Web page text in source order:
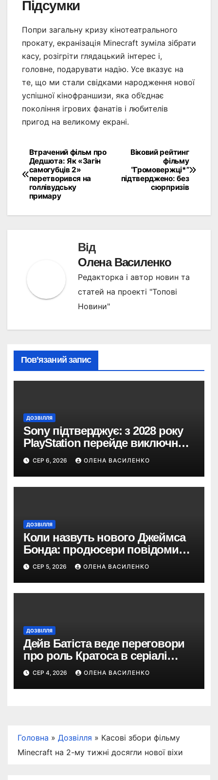
Підсумки
Попри загальну кризу кінотеатрального
прокату, екранізація Minecraft зуміла зібрати
касу, розігріти глядацький інтерес і,
головне, подарувати надію. Усе вказує на
те, що ми стали свідками народження нової
успішної кінофраншизи, яка об’єднає
покоління ігрових фанатів і любителів
пригод на великому екрані.
Навігація
записів
Віковий рейтинг
фільму
“Громовержці*”
підтверджено: без
сюрпризів
Втрачений фільм про
Дедшота: Як «Загін
самогубців 2»
перетворився на
голлівудську
примару
Від
Олена Василенко
Редакторка і автор новин та
статей на проекті "Топові
Новини"
Пов’язаний запис
ДОЗВІЛЛЯ
Sony підтверджує: з 2028 року
PlayStation перейде виключно
на цифрові ігри
СЕР 6, 2026 ОЛЕНА ВАСИЛЕНКО
ДОЗВІЛЛЯ
Коли назвуть нового Джеймса
Бонда: продюсери повідомили
про терміни кастингу
СЕР 5, 2026 ОЛЕНА ВАСИЛЕНКО
ДОЗВІЛЛЯ
Дейв Батіста веде переговори
про роль Кратоса в серіалі
«God of War» від Amazon
СЕР 4, 2026 ОЛЕНА ВАСИЛЕНКО
Головна » Дозвілля » Касові збори фільму
Minecraft на 2-му тижні досягли нової віхи